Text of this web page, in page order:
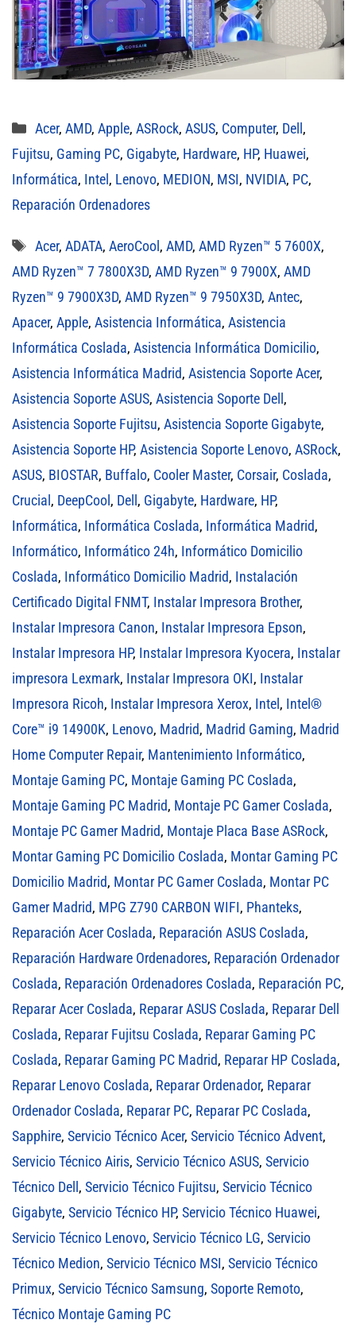
Categorías
Acer, AMD, Apple, ASRock, ASUS, Computer, Dell,
Fujitsu, Gaming PC, Gigabyte, Hardware, HP, Huawei,
Informática, Intel, Lenovo, MEDION, MSI, NVIDIA, PC,
Reparación Ordenadores
Etiquetas
Acer, ADATA, AeroCool, AMD, AMD Ryzen™ 5 7600X,
AMD Ryzen™ 7 7800X3D, AMD Ryzen™ 9 7900X, AMD
Ryzen™ 9 7900X3D, AMD Ryzen™ 9 7950X3D, Antec,
Apacer, Apple, Asistencia Informática, Asistencia
Informática Coslada, Asistencia Informática Domicilio,
Asistencia Informática Madrid, Asistencia Soporte Acer,
Asistencia Soporte ASUS, Asistencia Soporte Dell,
Asistencia Soporte Fujitsu, Asistencia Soporte Gigabyte,
Asistencia Soporte HP, Asistencia Soporte Lenovo, ASRock,
ASUS, BIOSTAR, Buffalo, Cooler Master, Corsair, Coslada,
Crucial, DeepCool, Dell, Gigabyte, Hardware, HP,
Informática, Informática Coslada, Informática Madrid,
Informático, Informático 24h, Informático Domicilio
Coslada, Informático Domicilio Madrid, Instalación
Certificado Digital FNMT, Instalar Impresora Brother,
Instalar Impresora Canon, Instalar Impresora Epson,
Instalar Impresora HP, Instalar Impresora Kyocera, Instalar
impresora Lexmark, Instalar Impresora OKI, Instalar
Impresora Ricoh, Instalar Impresora Xerox, Intel, Intel®
Core™ i9 14900K, Lenovo, Madrid, Madrid Gaming, Madrid
Home Computer Repair, Mantenimiento Informático,
Montaje Gaming PC, Montaje Gaming PC Coslada,
Montaje Gaming PC Madrid, Montaje PC Gamer Coslada,
Montaje PC Gamer Madrid, Montaje Placa Base ASRock,
Montar Gaming PC Domicilio Coslada, Montar Gaming PC
Domicilio Madrid, Montar PC Gamer Coslada, Montar PC
Gamer Madrid, MPG Z790 CARBON WIFI, Phanteks,
Reparación Acer Coslada, Reparación ASUS Coslada,
Reparación Hardware Ordenadores, Reparación Ordenador
Coslada, Reparación Ordenadores Coslada, Reparación PC,
Reparar Acer Coslada, Reparar ASUS Coslada, Reparar Dell
Coslada, Reparar Fujitsu Coslada, Reparar Gaming PC
Coslada, Reparar Gaming PC Madrid, Reparar HP Coslada,
Reparar Lenovo Coslada, Reparar Ordenador, Reparar
Ordenador Coslada, Reparar PC, Reparar PC Coslada,
Sapphire, Servicio Técnico Acer, Servicio Técnico Advent,
Servicio Técnico Airis, Servicio Técnico ASUS, Servicio
Técnico Dell, Servicio Técnico Fujitsu, Servicio Técnico
Gigabyte, Servicio Técnico HP, Servicio Técnico Huawei,
Servicio Técnico Lenovo, Servicio Técnico LG, Servicio
Técnico Medion, Servicio Técnico MSI, Servicio Técnico
Primux, Servicio Técnico Samsung, Soporte Remoto,
Técnico Montaje Gaming PC